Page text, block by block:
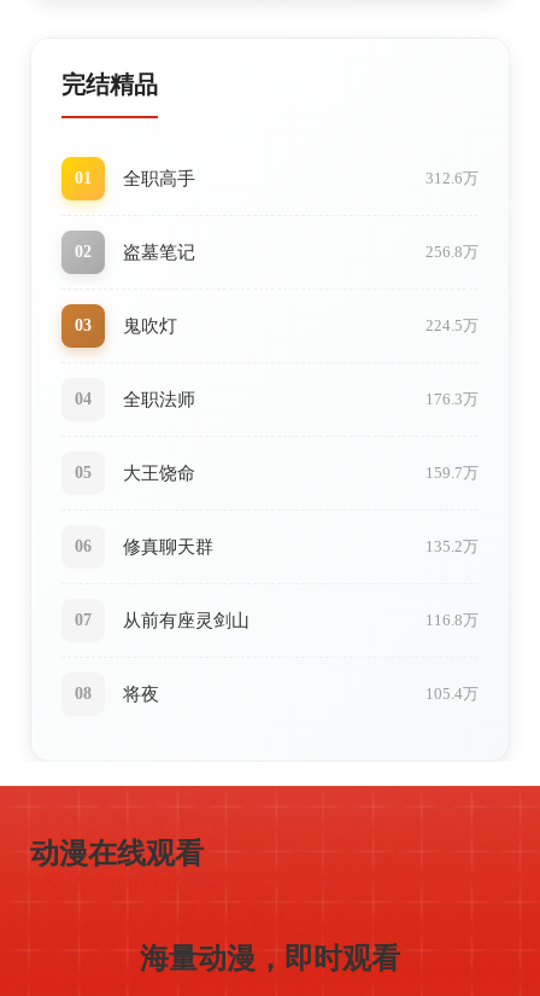
完结精品
01 全职高手 312.6万
02 盗墓笔记 256.8万
03 鬼吹灯 224.5万
04 全职法师 176.3万
05 大王饶命 159.7万
06 修真聊天群 135.2万
07 从前有座灵剑山 116.8万
08 将夜 105.4万
ONLINE
READING
动漫在线观看
海量动漫，即时观看